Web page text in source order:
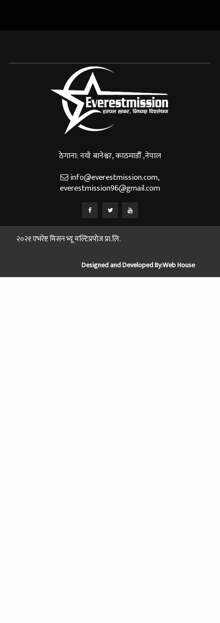
ठेगाना: नयाँ बानेश्वर, काठमाडौँ ,नेपाल
info@everestmission.com,
everestmission96@gmail.com
२०२१ एभरेष्ट मिसन भ्यू मल्टिप्रपोज प्रा.लि.
Designed and Developed By:Web House